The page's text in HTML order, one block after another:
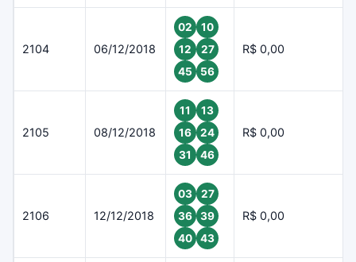
2104 06/12/2018
02
10
12
27
45
56
R$ 0,00
2105 08/12/2018
11
13
16
24
31
46
R$ 0,00
2106 12/12/2018
03
27
36
39
40
43
R$ 0,00